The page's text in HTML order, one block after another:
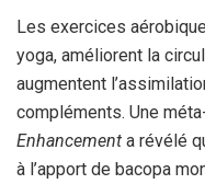
Les exercices
yoga, améliorent la
augmentent
compléments. Une
Enhancement a révélé
à l’apport de bacopa